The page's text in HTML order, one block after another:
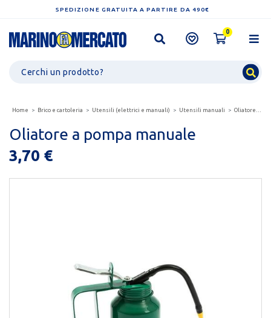
SPEDIZIONE GRATUITA A PARTIRE DA 490€
0
Home Brico e cartoleria Utensili (elettrici e manuali) Utensili manuali Oliatore a pompa manuale
Oliatore a pompa manuale
3,70 €